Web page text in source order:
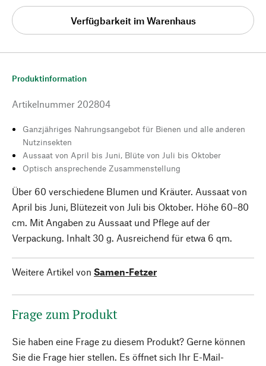
Verfügbarkeit im Warenhaus
Produktinformation
Artikelnummer 202804
Ganzjähriges Nahrungsangebot für Bienen und alle anderen
Nutzinsekten
Aussaat von April bis Juni, Blüte von Juli bis Oktober
Optisch ansprechende Zusammenstellung
Über 60 verschiedene Blumen und Kräuter. Aussaat von
April bis Juni, Blütezeit von Juli bis Oktober. Höhe 60–80
cm. Mit Angaben zu Aussaat und Pflege auf der
Verpackung. Inhalt 30 g. Ausreichend für etwa 6 qm.
Weitere Artikel von Samen-Fetzer
Frage zum Produkt
Sie haben eine Frage zu diesem Produkt? Gerne können
Sie die Frage hier stellen. Es öffnet sich Ihr E-Mail-